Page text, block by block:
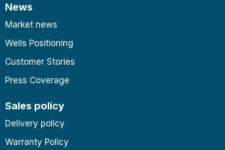
News
Market news
Wells Positioning
Customer Stories
Press Coverage
Sales policy
Delivery policy
Warranty Policy